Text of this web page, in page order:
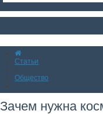
Статьи
Общество
Зачем нужна